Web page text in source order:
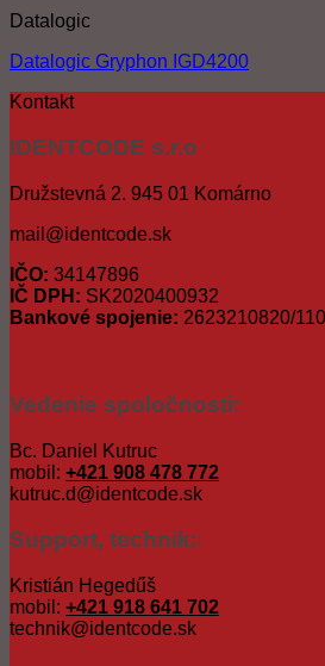
Datalogic
Datalogic Gryphon IGD4200
Kontakt
IDENTCODE s.r.o
Družstevná 2. 945 01 Komárno
mail@identcode.sk
IČO: 34147896
IČ DPH: SK2020400932
Bankové spojenie: 2623210820/
Vedenie spoločnosti:
Bc. Daniel Kutruc
mobil: +421 908 478 772
kutruc.d@identcode.sk
Support, technik:
Kristián Hegedűš
mobil: +421 918 641 702
technik@identcode.sk